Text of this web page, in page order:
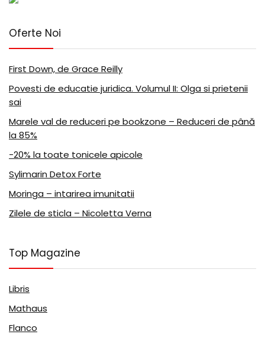
Oferte Noi
First Down, de Grace Reilly
Povesti de educatie juridica. Volumul II: Olga si prietenii
sai
Marele val de reduceri pe bookzone – Reduceri de până
la 85%
-20% la toate tonicele apicole
Sylimarin Detox Forte
Moringa – intarirea imunitatii
Zilele de sticla – Nicoletta Verna
Top Magazine
Libris
Mathaus
Flanco